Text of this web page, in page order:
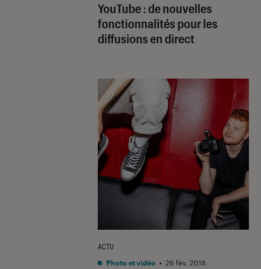
YouTube : de nouvelles
fonctionnalités pour les
diffusions en direct
ACTU
Photo et vidéo • 26 fév. 2018